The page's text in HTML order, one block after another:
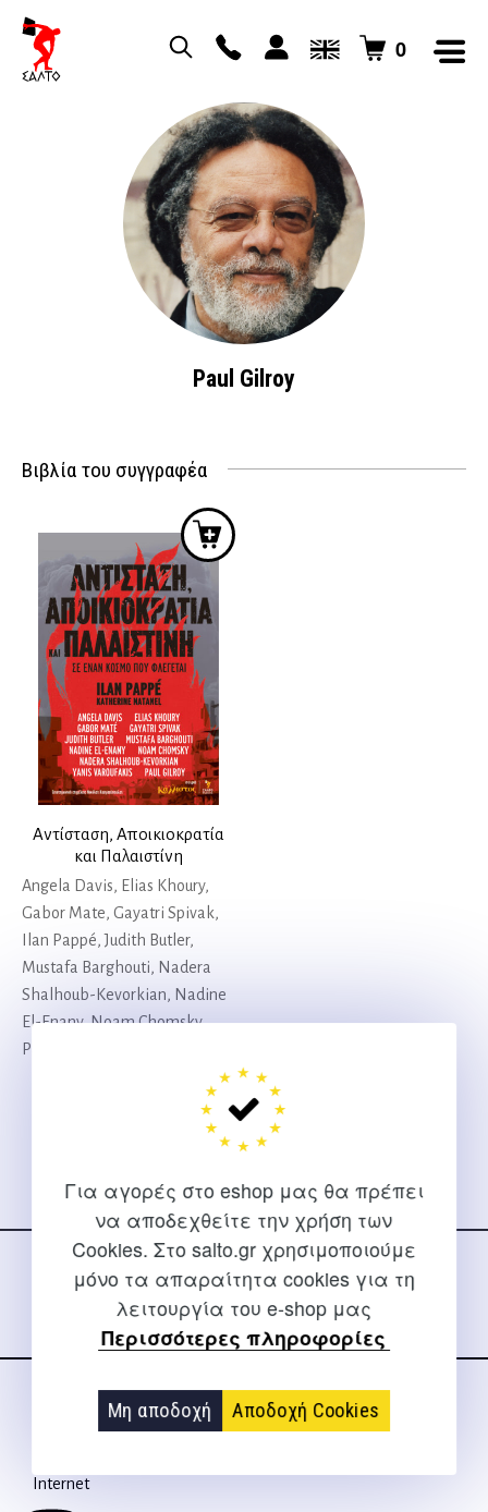
Για αγορές στο eshop μας θα πρέπει
να αποδεχθείτε την χρήση των
Cookies. Στο salto.gr χρησιμοποιούμε
μόνο τα απαραίτητα cookies για τη
λειτουργία του e-shop μας
Περισσότερες πληροφορίες
Μη αποδοχή Αποδοχή Cookies
0
Paul Gilroy
Βιβλία του συγγραφέα
Αντίσταση, Αποικιοκρατία
και Παλαιστίνη
Angela Davis, Elias Khoury,
Gabor Mate, Gayatri Spivak,
Ilan Pappé, Judith Butler,
Mustafa Barghouti, Nadera
Shalhoub-Kevorkian, Nadine
El-Enany, Noam Chomsky,
Paul Gilroy, Yanis Varoufakis
18,88 €.
τρέχουσα
είναι:
16,99 €.
Ακολουθήστε μας
στα social media
ΕΠΙΚΟΙΝΩΝΊΑ
Internet